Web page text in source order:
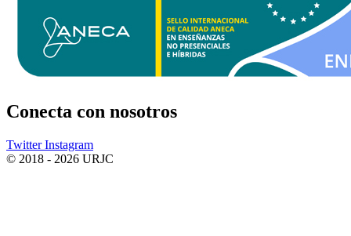
Conecta con nosotros
Twitter Instagram
© 2018 - 2026 URJC